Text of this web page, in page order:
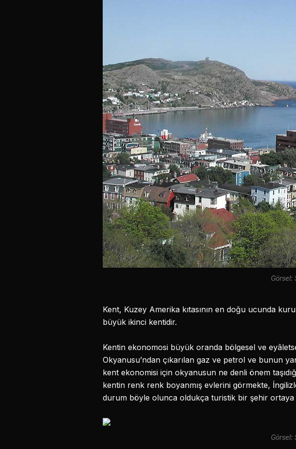
Görsel:
Kent, Kuzey Amerika kıtasının en doğu ucunda
büyük ikinci kentidir.
Kentin ekonomosi büyük oranda bölgesel ve
Okyanusu’ndan çıkarılan gaz ve petrol ve bunun
kent ekonomisi için okyanusun ne denli önem
kentin renk renk boyanmış evlerini görmekte,
durum böyle olunca oldukça turistik bir şehir ortaya
Görsel: